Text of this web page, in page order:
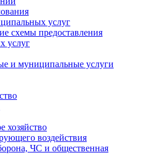
услуг
схемы предоставления
услуг
и муниципальные услуги
хозяйство
воздействия
ЧС и общественная